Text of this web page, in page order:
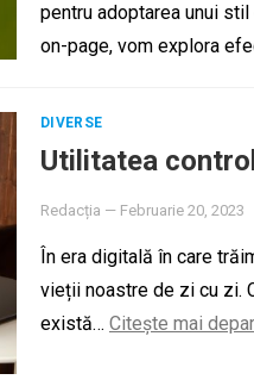
pentru adoptarea unui
on-page, vom explora
DIVERSE
Utilitatea
Redacția — Februarie 20, 2023
În era digitală în care
vieții noastre de zi cu zi.
există… Citește mai